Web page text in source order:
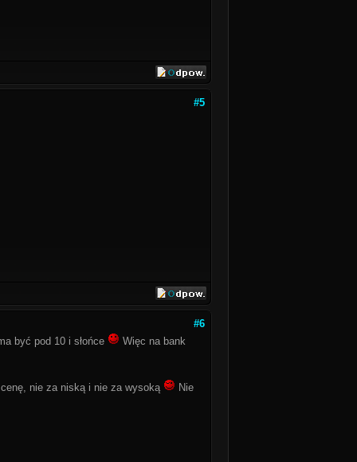
#5
#6
być pod 10 i słońce
Więc na bank
nie za niską i nie za wysoką Nie